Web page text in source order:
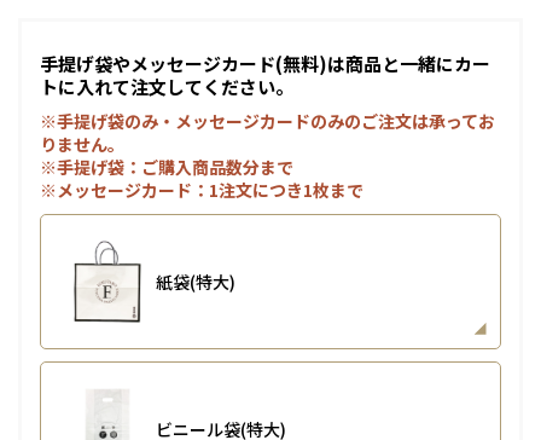
手提げ袋やメッセージカード(無料)は商品と一緒にカー
トに入れて注文してください。
※手提げ袋のみ・メッセージカードのみのご注文は承ってお
りません。
※手提げ袋：ご購入商品数分まで
※メッセージカード：1注文につき1枚まで
紙袋(特大)
ビニール袋(特大)